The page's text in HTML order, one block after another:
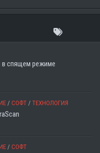
в спящем режиме
/ СОФТ / ТЕХНОЛОГИЯ
/ СОФТ